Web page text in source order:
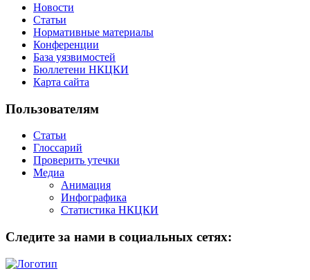
Новости
Статьи
Нормативные материалы
Конференции
База уязвимостей
Бюллетени НКЦКИ
Карта сайта
Пользователям
Статьи
Глоссарий
Проверить утечки
Медиа
Анимация
Инфографика
Статистика НКЦКИ
Следите за нами в социальных сетях: